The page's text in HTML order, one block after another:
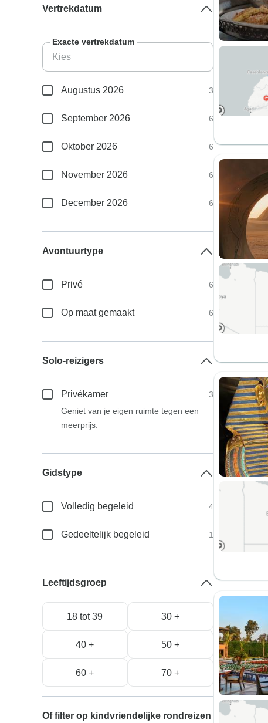
Vertrekdatum
Exacte vertrekdatum
Augustus 2026 3
September 2026 6
Oktober 2026 6
November 2026 6
December 2026 6
Avontuurtype
Privé 6
Op maat gemaakt 6
Solo-reizigers
Privékamer
3
Geniet van je eigen ruimte tegen een
meerprijs.
Gidstype
Volledig begeleid 4
Gedeeltelijk begeleid 1
Leeftijdsgroep
18 tot 39 30 +
40 + 50 +
60 + 70 +
Of filter op kindvriendelijke rondreizen